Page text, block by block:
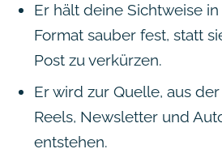
Er hält deine Sichtweise
Format sauber fest, statt
Post zu verkürzen.
Er wird zur Quelle, aus
Reels, Newsletter und
entstehen.